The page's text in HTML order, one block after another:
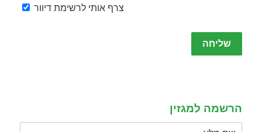
צרף אותי לרשימת דיוור
Please
leave
הרשמה למגזין